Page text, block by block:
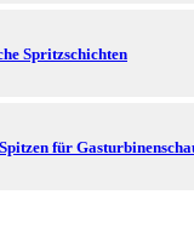
Spritzschichten
für